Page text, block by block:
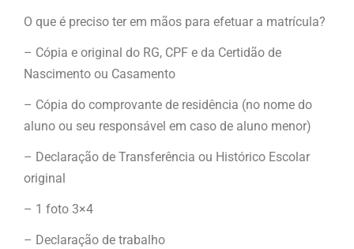
O que é preciso ter em mãos para efetuar a matrícula?
– Cópia e original do RG, CPF e da Certidão de
Nascimento ou Casamento
– Cópia do comprovante de residência (no nome do
aluno ou seu responsável em caso de aluno menor)
– Declaração de Transferência ou Histórico Escolar
original
– 1 foto 3×4
– Declaração de trabalho